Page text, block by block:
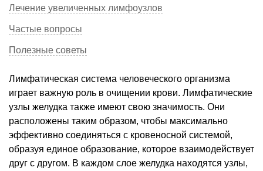
Лечение увеличенных лимфоузлов
Частые вопросы
Полезные советы
Лимфатическая система человеческого организма
играет важную роль в очищении крови. Лимфатические
узлы желудка также имеют свою значимость. Они
расположены таким образом, чтобы максимально
эффективно соединяться с кровеносной системой,
образуя единое образование, которое взаимодействует
друг с другом. В каждом слое желудка находятся узлы,